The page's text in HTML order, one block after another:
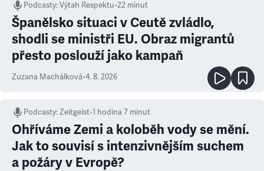
Podcasty:Výtah Respektu•22 minut
Španělsko situaci v Ceutě zvládlo,
shodli se ministři EU. Obraz migrantů
přesto poslouží jako kampaň
Zuzana Machálková•4. 8. 2026
Podcasty:Zeitgeist•1 hodina 7 minut
Ohříváme Zemi a koloběh vody se mění.
Jak to souvisí s intenzivnějším suchem
a požáry v Evropě?